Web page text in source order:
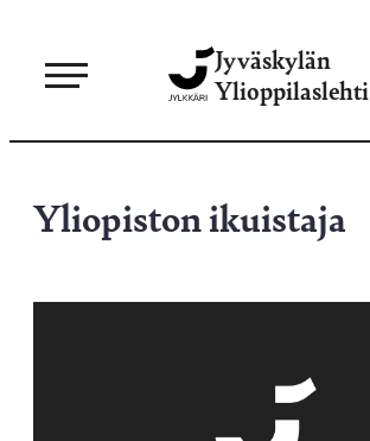
sisältöön
Jyväskylän
Ylioppilaslehti
Yliopiston ikuistaja